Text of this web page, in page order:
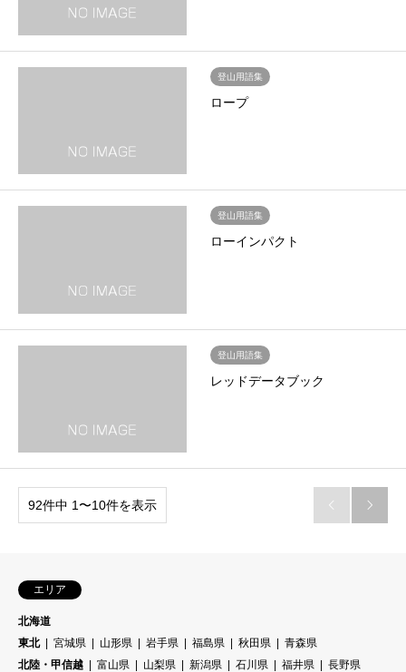
登山用語集
ロープ
登山用語集
ローインパクト
登山用語集
レッドデータブック
92件中 1〜10件を表示  
エリア
北海道
東北
宮城県 山形県 岩手県 福島県 秋田県
青森県
北陸・甲信越
富山県 山梨県 新潟県 石川県 福井県
長野県